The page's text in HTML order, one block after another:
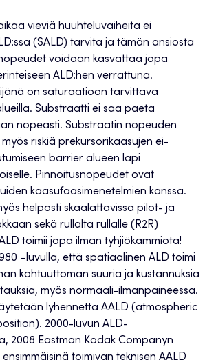
vieviä huuhteluvaiheita ei
(SALD) tarvita ja tämän ansiosta
voidaan kasvattaa jopa
ALD:hen verrattuna.
on saturaatioon tarvittava
Substraatti ei saa paeta
nopeasti. Substraatin nopeuden
riskiä prekursorikaasujen ei-
barrier alueen läpi
Pinnoitusnopeudet ovat
kaasufaasimenetelmien kanssa.
helposti skaalattavissa pilot- ja
sekä rullalta rullalle (R2R)
toimii jopa ilman tyhjiökammiota!
–luvulla, että spatiaalinen ALD toimi
kohtuuttoman suuria ja kustannuksia
myös normaali-ilmanpaineessa.
lyhennettä AALD (atmospheric
2000-luvun ALD-
2008 Eastman Kodak Companyn
toimivan teknisen AALD